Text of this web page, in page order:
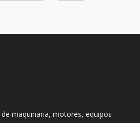
maquinaria, motores, equipos